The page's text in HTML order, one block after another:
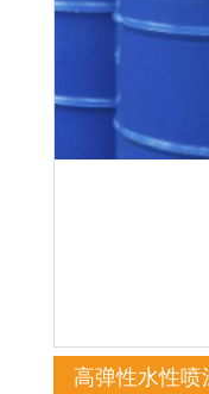
高弹性水性